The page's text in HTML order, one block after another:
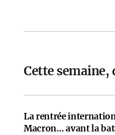
Cette
La rentrée
Macron… avant la